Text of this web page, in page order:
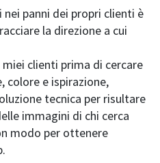
panni dei propri clienti è
la direzione a cui
miei clienti prima di cercare
colore e ispirazione,
tecnica per risultare
immagini di chi cerca
modo per ottenere